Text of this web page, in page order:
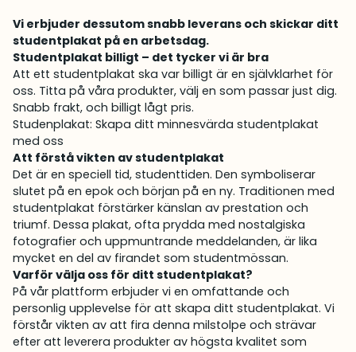
Vi erbjuder dessutom snabb leverans och skickar ditt
studentplakat på en arbetsdag.
Studentplakat billigt – det tycker vi är bra
Att ett studentplakat ska var billigt är en självklarhet för
oss. Titta på våra produkter, välj en som passar just dig.
Snabb frakt, och billigt lågt pris.
Studenplakat: Skapa ditt minnesvärda studentplakat
med oss
Att förstå vikten av studentplakat
Det är en speciell tid, studenttiden. Den symboliserar
slutet på en epok och början på en ny. Traditionen med
studentplakat förstärker känslan av prestation och
triumf. Dessa plakat, ofta prydda med nostalgiska
fotografier och uppmuntrande meddelanden, är lika
mycket en del av firandet som studentmössan.
Varför välja oss för ditt studentplakat?
På vår plattform erbjuder vi en omfattande och
personlig upplevelse för att skapa ditt studentplakat. Vi
förstår vikten av att fira denna milstolpe och strävar
efter att leverera produkter av högsta kvalitet som